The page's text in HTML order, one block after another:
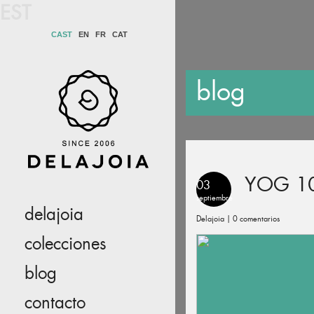
CAST EN FR CAT
delajoia
colecciones
blog
contacto
blog
03
septiembre YOG
Delajoia | 0 comentarios